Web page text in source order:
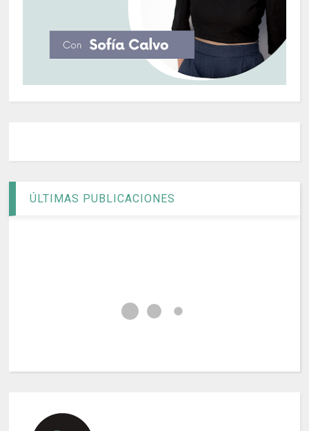
ÚLTIMAS PUBLICACIONES